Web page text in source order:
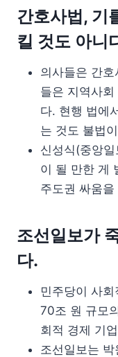
간호사법, 기
킬 것도 아니
의사들은 간
들은 지역사
다. 현행 법에
는 것도 불법
신성식(중앙
이 될 만한 게
주도권 싸움
조선일보가
다.
민주당이 사
70조 원 규모
회적 경제 기
조선일보는